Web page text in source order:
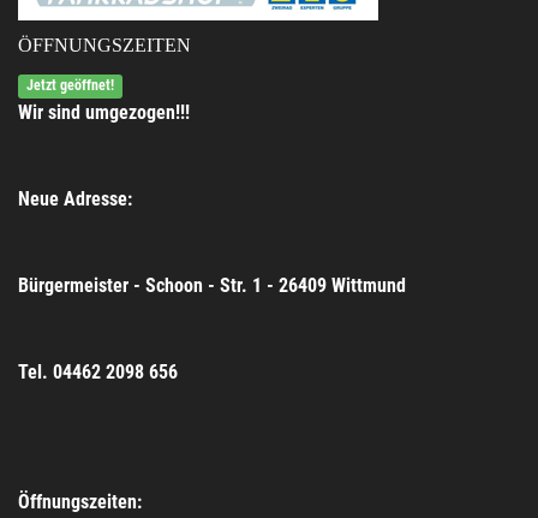
ÖFFNUNGSZEITEN
Jetzt geöffnet!
Wir sind umgezogen!!!
Neue Adresse:
Bürgermeister - Schoon - Str. 1 - 26409 Wittmund
Tel. 04462 2098 656
Öffnungszeiten: